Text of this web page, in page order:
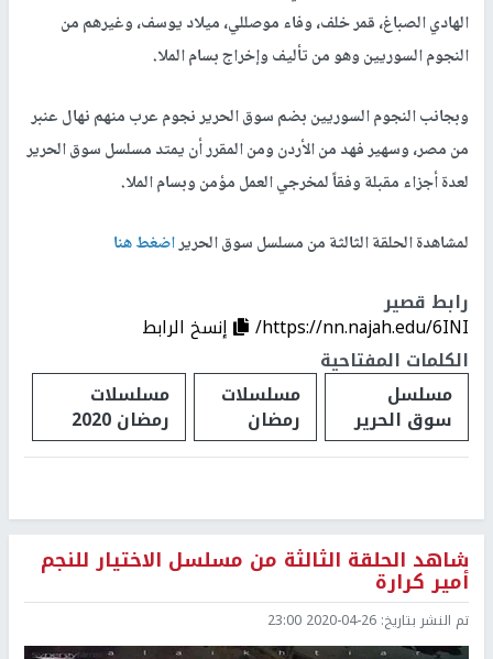
الهادي الصباغ، قمر خلف، وفاء موصللي، ميلاد يوسف، وغيرهم من
النجوم السوريين وهو من تأليف وإخراج بسام الملا.
وبجانب النجوم السوريين بضم سوق الحرير نجوم عرب منهم نهال عنبر
من مصر، وسهير فهد من الأردن ومن المقرر أن يمتد مسلسل سوق الحرير
لعدة أجزاء مقبلة وفقاً لمخرجي العمل مؤمن وبسام الملا.
لمشاهدة الحلقة الثالثة من مسلسل سوق الحريراضغط هنا
رابط قصير
https://nn.najah.edu/6INI/
إنسخ الرابط
الكلمات المفتاحية
مسلسل
سوق الحرير
مسلسلات
رمضان
مسلسلات
رمضان 2020
شاهد الحلقة الثالثة من مسلسل الاختيار للنجم
أمير كرارة
تم النشر بتاريخ: 2020-04-26 23:00